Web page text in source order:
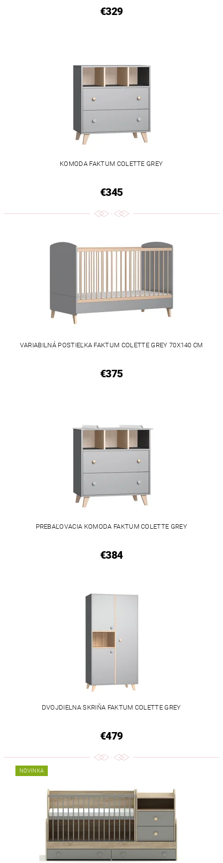
€329
KOMODA FAKTUM COLETTE GREY
€345
VARIABILNÁ POSTIEĽKA FAKTUM COLETTE GREY 70X140 CM
€375
PREBAĽOVACIA KOMODA FAKTUM COLETTE GREY
€384
DVOJDIELNA SKRIŇA FAKTUM COLETTE GREY
€479
NOVINKA